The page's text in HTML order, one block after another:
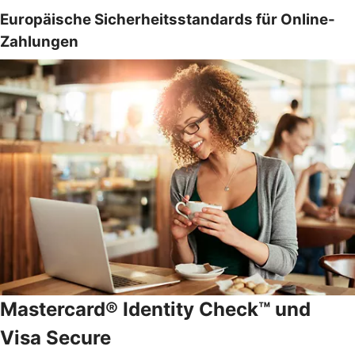
Europäische Sicherheitsstandards für Online-
Zahlungen
Mastercard® Identity Check™ und
Visa Secure